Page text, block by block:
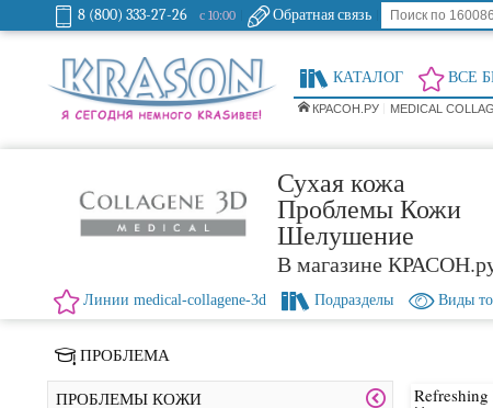
8 (800) 333-27-26 с 10:00 Обратная связь
КАТАЛОГ ВСЕ
КРАСОН.РУ MEDICAL
Сухая кожа
Проблемы Кожи
Шелушение
В магазине
Линии medical-collagene-3d Подразделы Виды
ПРОБЛЕМА
ПРОБЛЕМЫ КОЖИ Refreshing